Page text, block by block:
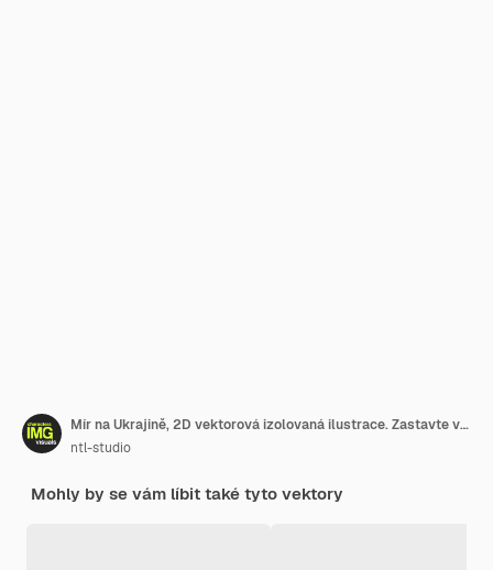
Mír na Ukrajině, 2D vektorová izolovaná ilustrace. Zastavte válku a agresi na Ukrajině, plochá postava na kresleném pozadí. Dáma dává naději, barevná scéna pro prezentaci na mobilním webu.
ntl-studio
Mohly by se vám líbit také tyto vektory